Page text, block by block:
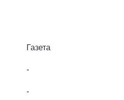
Газета
-
-